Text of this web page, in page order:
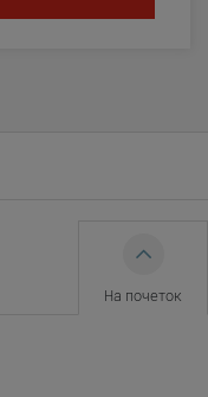
На почеток